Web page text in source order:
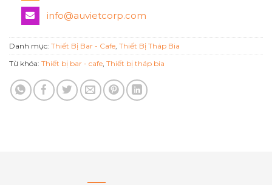
info@auvietcorp.com
Danh mục: Thiết Bị Bar - Cafe Thiết Bị Tháp Bia
Từ khóa: Thiết bị bar - cafe Thiết bị tháp bia